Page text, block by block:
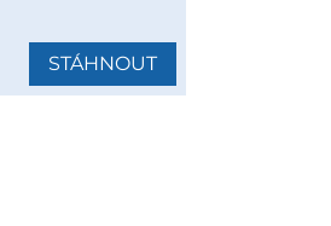
STÁHNOUT